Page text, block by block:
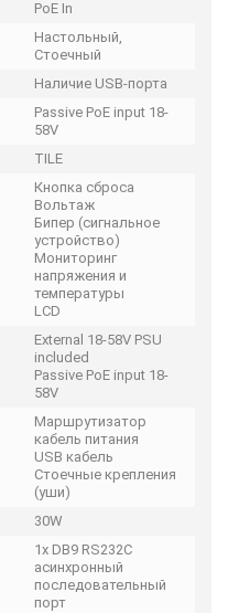
PoE In
Настольный,
Стоечный
Наличие USB-порта
Passive PoE input 18-
58V
TILE
Кнопка сброса
Вольтаж
Бипер (сигнальное
устройство)
Мониторинг
напряжения и
температуры
LCD
External 18-58V PSU
included
Passive PoE input 18-
58V
Маршрутизатор
кабель питания
USB кабель
Стоечные крепления
(уши)
30W
1x DB9 RS232C
асинхронный
последовательный
порт